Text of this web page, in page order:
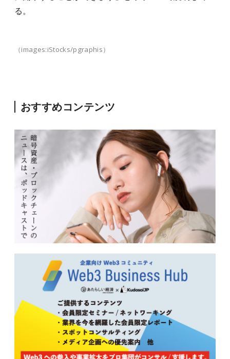
る。
（images:iStocks/pgraphis）
おすすめコンテンツ